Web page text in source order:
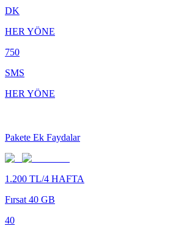
DK
HER YÖNE
750
SMS
HER YÖNE
Pakete Ek Faydalar
1.200 TL/4 HAFTA
Fırsat 40 GB
40